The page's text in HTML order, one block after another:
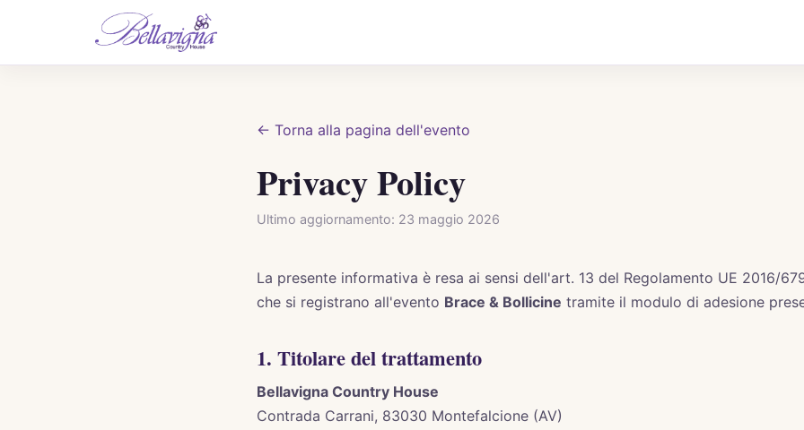
← Torna alla pagina dell'evento
Privacy Policy
Ultimo aggiornamento: 23 maggio 2026
La presente informativa è resa ai sensi dell'art. 13 del Regolamento UE 2016/
che si registrano all'evento Brace & Bollicine tramite il modulo di adesione
1. Titolare del trattamento
Bellavigna Country House
Contrada Carrani, 83030 Montefalcione (AV)